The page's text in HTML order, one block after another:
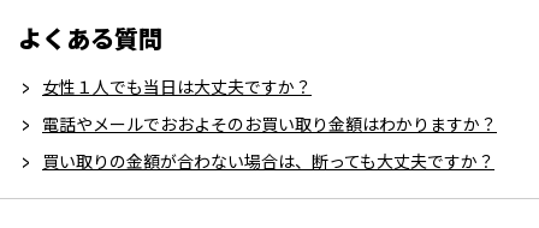
よくある質問
女性１人でも当日は大丈夫ですか？
電話やメールでおおよそのお買い取り金額はわかりますか？
買い取りの金額が合わない場合は、断っても大丈夫ですか？